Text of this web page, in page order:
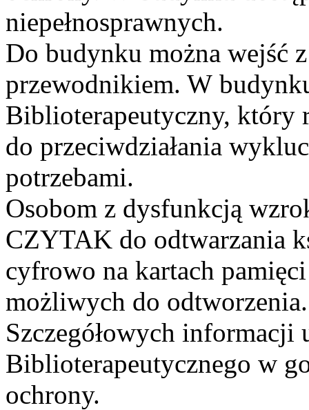
niepełnosprawnych.
Do budynku można wejść
przewodnikiem. W
Biblioterapeutyczny, który
do przeciwdziałania
potrzebami.
Osobom z dysfunkcją
CZYTAK do odtwarzania
cyfrowo na kartach
możliwych do odtworzenia.
Szczegółowych informacji
Biblioterapeutycznego w
ochrony.